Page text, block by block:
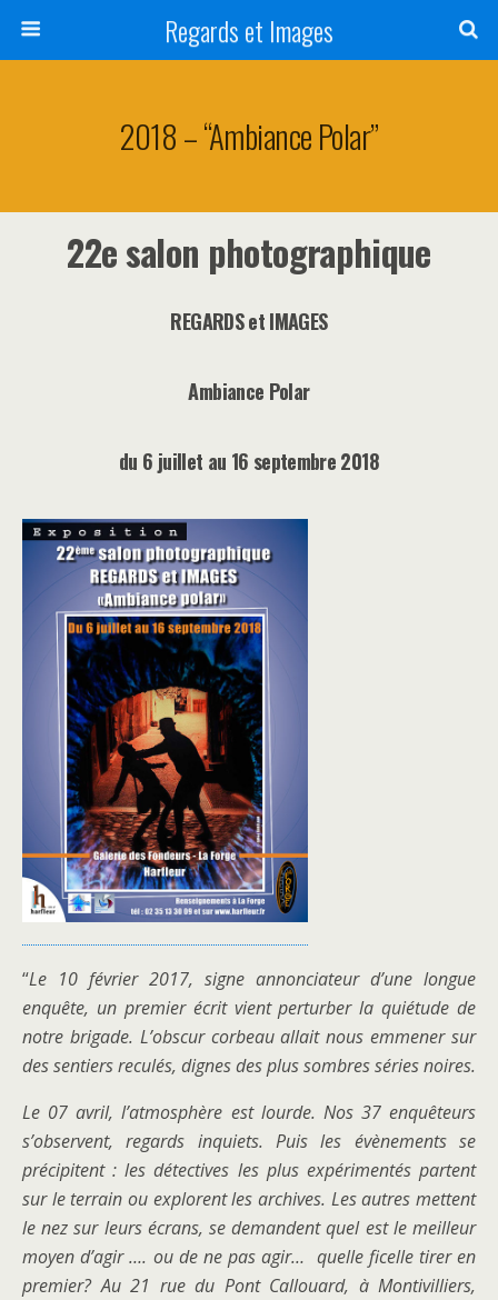
Regards et Images
2018 – “Ambiance Polar”
22e salon photographique
REGARDS et IMAGES
Ambiance Polar
du 6 juillet au 16 septembre 2018
“Le 10 février 2017, signe annonciateur d’une longue
enquête, un premier écrit vient perturber la quiétude de
notre brigade. L’obscur corbeau allait nous emmener sur
des sentiers reculés, dignes des plus sombres séries noires.
Le 07 avril, l’atmosphère est lourde. Nos 37 enquêteurs
s’observent, regards inquiets. Puis les évènements se
précipitent : les détectives les plus expérimentés partent
sur le terrain ou explorent les archives. Les autres mettent
le nez sur leurs écrans, se demandent quel est le meilleur
moyen d’agir …. ou de ne pas agir… quelle ficelle tirer en
premier?Au 21 rue du Pont Callouard, à Montivilliers,